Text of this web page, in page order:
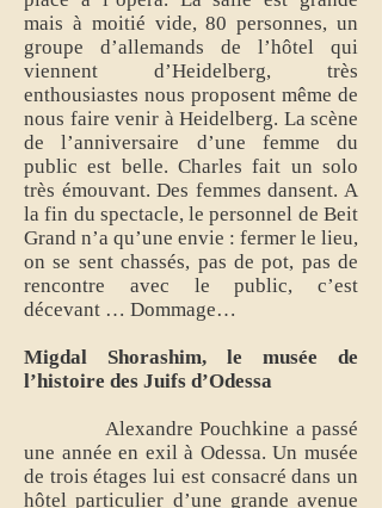
mais à moitié vide, 80 personnes, un
groupe d’allemands de l’hôtel qui
viennent d’Heidelberg, très
enthousiastes nous proposent même de
nous faire venir à Heidelberg. La scène
de l’anniversaire d’une femme du
public est belle. Charles fait un solo
très émouvant. Des femmes dansent. A
la fin du spectacle, le personnel de Beit
Grand n’a qu’une envie : fermer le lieu,
on se sent chassés, pas de pot, pas de
rencontre avec le public, c’est
décevant … Dommage…
Migdal Shorashim, le musée de
l’histoire des Juifs d’Odessa
Alexandre Pouchkine a passé
une année en exil à Odessa. Un musée
de trois étages lui est consacré dans un
hôtel particulier d’une grande avenue